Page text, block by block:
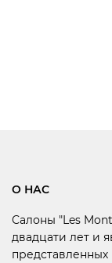
О НАС
Салоны "Les
двадцати лет и
представленных